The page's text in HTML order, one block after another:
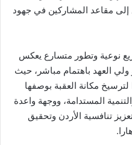
مقاعد المشاركين في جهود
نوعية وتطور متسارع يعكس
ولي العهد باهتمام مباشر، حيث
مكانة العقبة بوصفها
المستدامة، ووجهة واعدة
تنافسية الأردن وتحقيق